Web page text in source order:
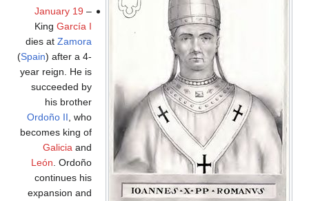
January 19 –
KingGarcía I
dies atZamora
(Spain) after a 4-
year reign. He is
succeeded by
his brother
Ordoño II , who
becomes king of
Galicia and
León . Ordoño
continues his
expansion and